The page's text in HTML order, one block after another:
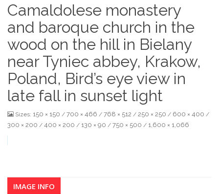
Camaldolese monastery
and baroque church in the
wood on the hill in Bielany
near Tyniec abbey, Krakow,
Poland, Bird’s eye view in
late fall in sunset light
Sizes: 150 × 150 / 700 × 466 / 768 × 512 / 250 × 250 / 600 × 400 /
300 × 200 / 400 × 200 / 130 × 90 / 750 × 500 / 1,600 × 1,066
IMAGE INFO